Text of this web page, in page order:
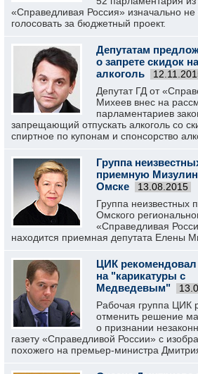
«Справедливая Россия» изначально не
голосовать за бюджетный проект.
Депутатам
о запрете скидок на
алкоголь
Депутат ГД от
Михеев внес на
парламентариев
запрещающий отпускать алкоголь со
спиртное по купонам и спонсорство
Группа
приемную
Омске
13.08.2015
Группа неизвестных
Омского
«Справедливая
находится приемная депутата Елены
ЦИК рекомендовал
на "карикатуры с
Медведевым"
Рабочая группа ЦИК
отменить решение
о признании
газету «Справедливой России» с
похожего на премьер-министра